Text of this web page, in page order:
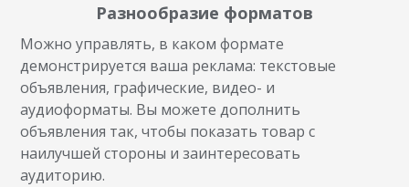
Разнообразие форматов
Можно управлять, в каком формате
демонстрируется ваша реклама: текстовые
объявления, графические, видео- и
аудиоформаты. Вы можете дополнить
объявления так, чтобы показать товар с
наилучшей стороны и заинтересовать
аудиторию.